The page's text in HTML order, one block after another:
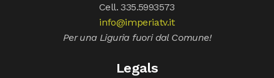
Cell. 335.5993573
info@imperiatv.it
Per una Liguria fuori dal Comune!
Legals